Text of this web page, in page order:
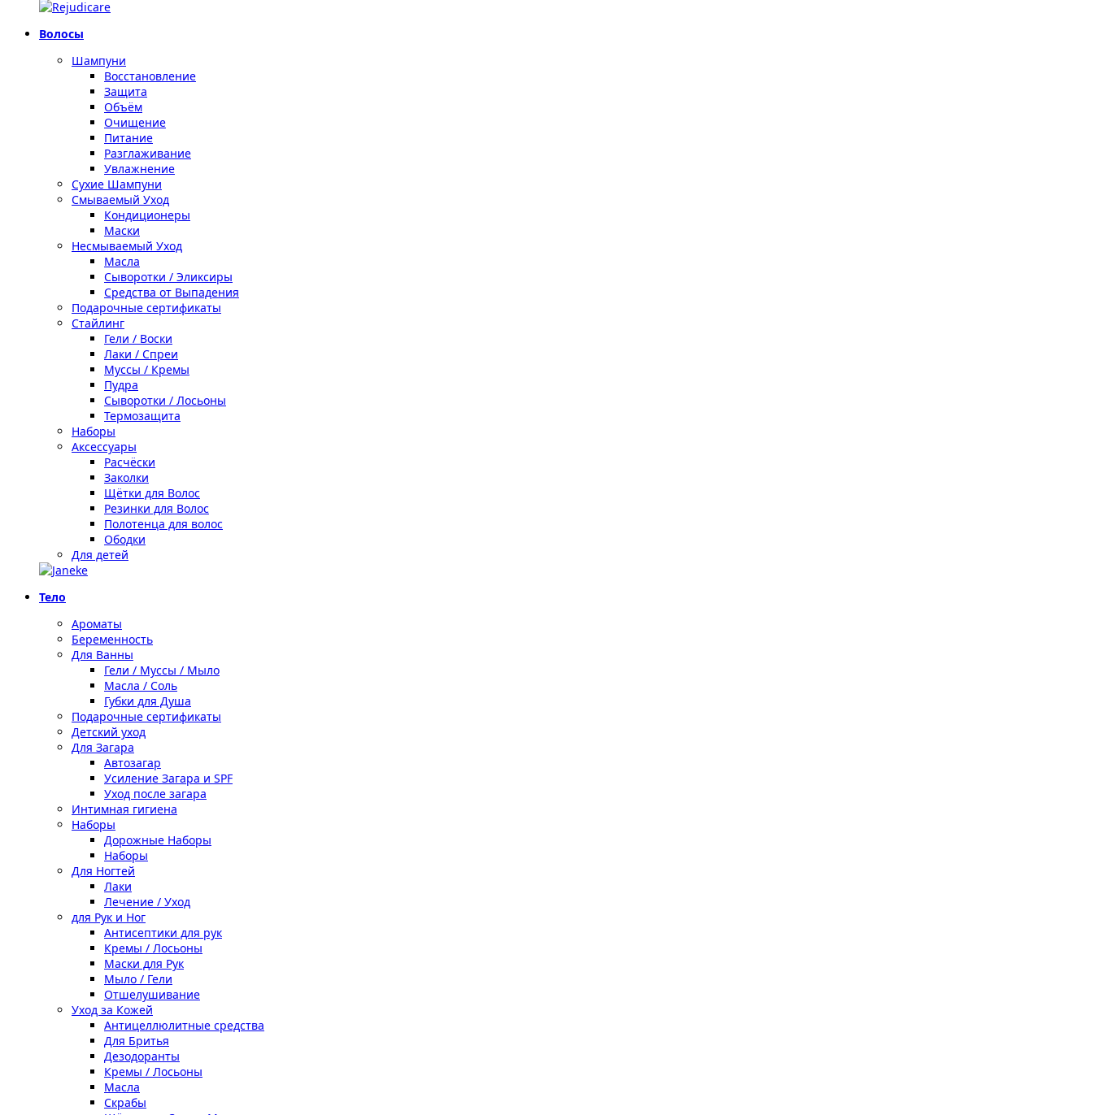
Волосы
Шампуни
Восстановление
Защита
Объём
Очищение
Питание
Разглаживание
Увлажнение
Сухие Шампуни
Смываемый Уход
Кондиционеры
Маски
Несмываемый Уход
Масла
Сыворотки / Эликсиры
Средства от Выпадения
Подарочные сертификаты
Стайлинг
Гели / Воски
Лаки / Спреи
Муссы / Кремы
Пудра
Сыворотки / Лосьоны
Термозащита
Наборы
Аксессуары
Расчёски
Заколки
Щётки для Волос
Резинки для Волос
Полотенца для волос
Ободки
Для детей
Тело
Ароматы
Беременность
Для Ванны
Гели / Муссы / Мыло
Масла / Соль
Губки для Душа
Подарочные сертификаты
Детский уход
Для Загара
Автозагар
Усиление Загара и SPF
Уход после загара
Интимная гигиена
Наборы
Дорожные Наборы
Наборы
Для Ногтей
Лаки
Лечение / Уход
для Рук и Ног
Антисептики для рук
Кремы / Лосьоны
Маски для Рук
Мыло / Гели
Отшелушивание
Уход за Кожей
Антицеллюлитные средства
Для Бритья
Дезодоранты
Кремы / Лосьоны
Масла
Скрабы